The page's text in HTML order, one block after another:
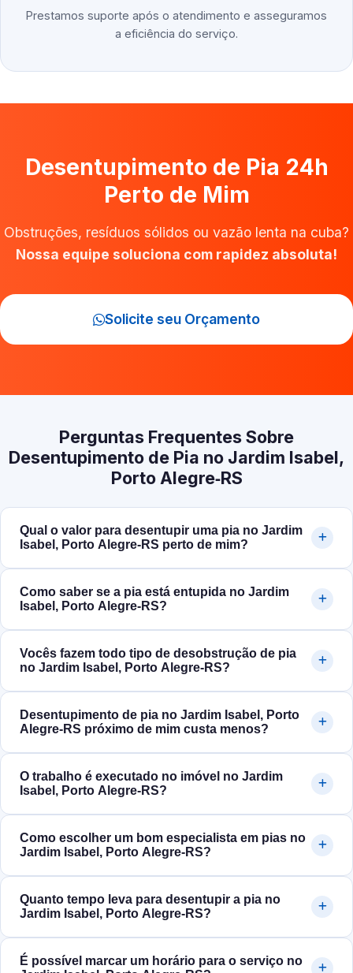
Prestamos suporte após o atendimento e asseguramos
a eficiência do serviço.
Desentupimento de Pia 24h
Perto de Mim
Obstruções, resíduos sólidos ou vazão lenta na cuba?
Nossa equipe soluciona com rapidez absoluta!
Solicite seu Orçamento
Perguntas Frequentes Sobre
Desentupimento de Pia no Jardim Isabel,
Porto Alegre‑RS
Qual o valor para desentupir uma pia no Jardim
Isabel, Porto Alegre‑RS perto de mim?
Como saber se a pia está entupida no Jardim
Isabel, Porto Alegre‑RS?
Vocês fazem todo tipo de desobstrução de pia
no Jardim Isabel, Porto Alegre‑RS?
Desentupimento de pia no Jardim Isabel, Porto
Alegre‑RS próximo de mim custa menos?
O trabalho é executado no imóvel no Jardim
Isabel, Porto Alegre‑RS?
Como escolher um bom especialista em pias no
Jardim Isabel, Porto Alegre‑RS?
Quanto tempo leva para desentupir a pia no
Jardim Isabel, Porto Alegre‑RS?
É possível marcar um horário para o serviço no